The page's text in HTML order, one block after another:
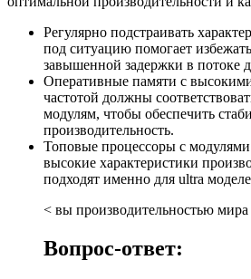
Регулярно подстраивать
под ситуацию помогает
завышенной задержки в потоке
Оперативные памяти с
частотой должны
модулям, чтобы обеспечить
производительность.
Топовые процессоры с
высокие характеристики
подходят именно для ultra
< вы производительностью мира
Вопрос-ответ: